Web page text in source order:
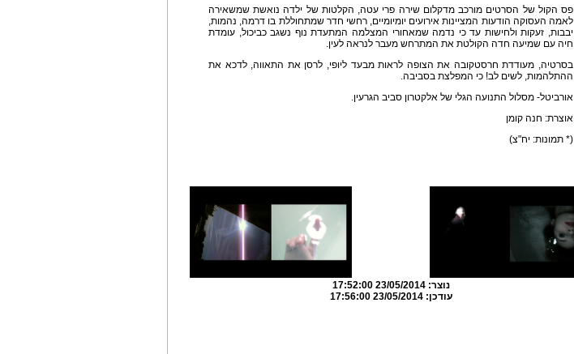
פס הקול של הסרטים מורכב מדקלום שירה פרי עטה, הקלטות של ילדה נואשת שמשאירה
לאמה העסוקה הודעות המציינות אירועים יומיומיים, רחשי חדר שמתחוללת בו דרמה, נהמות,
יבבות, זעקות ולחישות עד כי נדמה שמאחורי המצלמה המתעדת נוף נשגב כביכול, עומדת
חיה עם שמיעה חדה הקולטת את המתרחש מעבר לנראה לעין.
בסרטיה, מעודדת חרסטקובה את הצופה לראות מבעד ליופי, לרסן את התאווה, לדכא את
ההתלהמות, לשים לב! כי המפלצת בסביבה.
אורביטל- מסלול התנועה הגלי של אלקטרון סביב הגרעין.
אוצרת: חנה קומן
(* תמונות: יח"צ)
נוצר:23/05/2014 17:52:00
עודכן:23/05/2014 17:56:00